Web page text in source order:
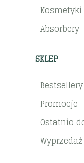
Kosmetyki
Absorbery
SKLEP
Bestsellery
Promocje
Ostatnio
Wyprzedaż